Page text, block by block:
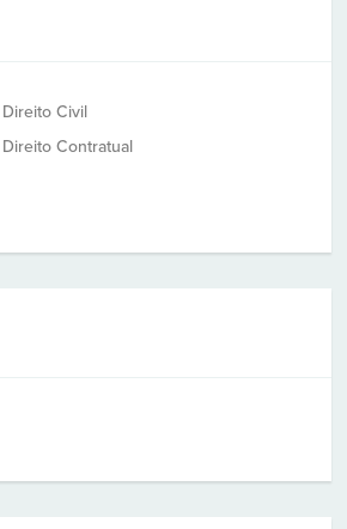
Direito Civil
Direito Contratual